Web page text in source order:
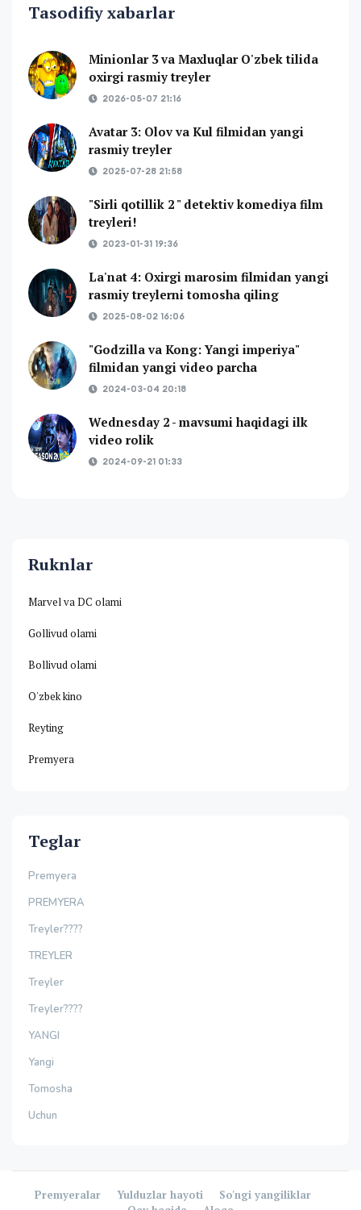
Ruknlar
Marvel va DC olami
Gollivud olami
Bollivud olami
O'zbek kino
Reyting
Premyera
Teglar
Premyera
PREMYERA
Treyler????
TREYLER
Treyler
Treyler????
YANGI
Yangi
Tomosha
Uchun
Tasodifiy xabarlar
Minionlar 3 va Maxluqlar O'zbek tilida
oxirgi rasmiy treyler
2026-05-07 21:16
Avatar 3: Olov va Kul filmidan yangi
rasmiy treyler
2025-07-28 21:58
"Sirli qotillik 2 " detektiv komediya film
treyleri!
2023-01-31 19:36
La'nat 4: Oxirgi marosim filmidan yangi
rasmiy treylerni tomosha qiling
2025-08-02 16:06
"Godzilla va Kong: Yangi imperiya"
filmidan yangi video parcha
2024-03-04 20:18
Wednesday 2 - mavsumi haqidagi ilk
video rolik
2024-09-21 01:33
Premyeralar Yulduzlar hayoti
So'ngi yangiliklar